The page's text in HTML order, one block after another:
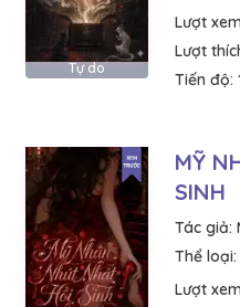
Tự do
Lượt
Lượt
Tiến độ:
MỸ
SINH
Tác giả:
Thể loại:
Lượt